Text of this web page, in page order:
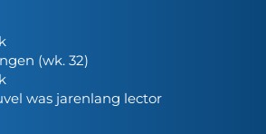
(wk. 32)
was jarenlang lector